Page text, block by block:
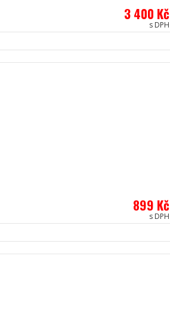
3 400 Kč
s DPH
899 Kč
s DPH